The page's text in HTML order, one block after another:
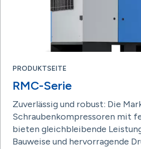
PRODUKTSEITE
RMC-Serie
Zuverlässig und robust: Die
Schraubenkompressoren mit
bieten gleichbleibende
Bauweise und hervorragende